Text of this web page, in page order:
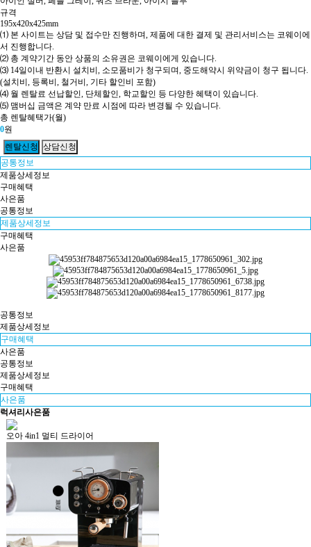
규격
195x420x425mm
⑴ 본 사이트는 상담 및 접수만 진행하며, 제품에 대한 결제 및 관리서비스는 코웨이에
서 진행합니다.
⑵ 총 계약기간 동안 상품의 소유권은 코웨이에게 있습니다.
⑶ 14일이내 반환시 설치비, 소모품비가 청구되며, 중도해약시 위약금이 청구 됩니다.
(설치비, 등록비, 철거비, 기타 할인비 포함)
⑷ 월 렌탈료 선납할인, 단체할인, 학교할인 등 다양한 혜택이 있습니다.
⑸ 맴버십 금액은 계약 만료 시점에 따라 변경될 수 있습니다.
총 렌탈혜택가(월)
0원
공통정보
제품상세정보
구매혜택
사은품
공통정보
제품상세정보
구매혜택
사은품
공통정보
제품상세정보
구매혜택
사은품
공통정보
제품상세정보
구매혜택
사은품
럭셔리 사은품
오아 4in1 멀티 드라이어